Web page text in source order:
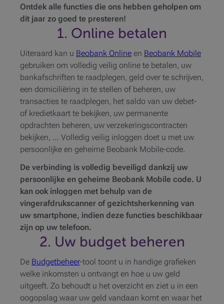
Ontdek alle functies die ons hebben geholpen om
dit jaar zo goed te presteren!
1. Online betalen
Uiteraard kan u Beobank Online en Beobank Mobile
gebruiken om volledig veilig online te betalen, uw
bankafschriften te raadplegen, geld over te schrijven,
een domiciliëring in te stellen of beheren, uw
transacties te raadplegen, het saldo van uw debet-
of kredietkaart te bekijken, uw permanente
opdrachten beheren, uw verzekeringscontracten
bekijken, … Volledig veilig inloggen doet u met uw
persoonlijke en geheime Beobank Mobile-code.
De verbinding is volledig beveiligd dankzij uw
persoonlijke en geheime Beobank Mobile code. U
kan ook inloggen met behulp van de
vingerafdrukscanner of gezichtsherkenning van
uw smartphone, indien deze functies beschikbaar
zijn op uw telefoon.
2. Uw budget beheren
De Budgetbeheer-tool toont u in handige grafieken
welke inkomsten u ontvangt en hoe u uw geld
uitgeeft. Zo behoudt u het overzicht en ziet u in een
oogopslag waar uw geld vandaan komt en waar het